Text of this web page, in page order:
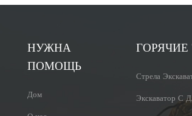
НУЖНА
ПОМОЩЬ
Дом
ГОРЯЧИЕ
Стрела
Экскаватор С